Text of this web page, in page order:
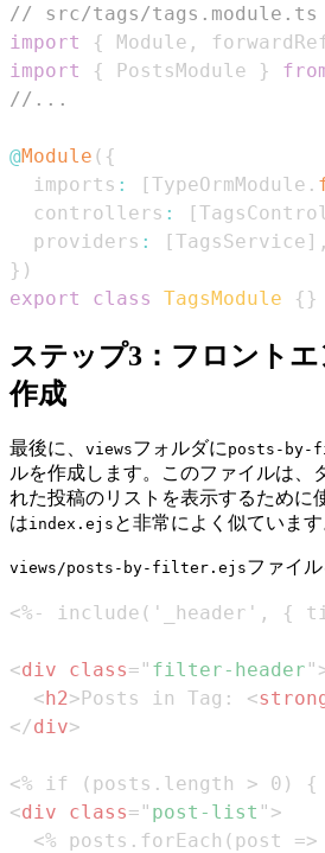
// src/tags/tags.module.ts
import
{ Module ,
import
{ PostsModule }
//...
@Module ( {
  imports
: [TypeOrmModule .
  controllers
: [
  providers
: [TagsService ] ,
} )
export
class TagsModule { }
ステップ3：フロント
作成
最後に、 viewsフォルダに posts-
ルを作成します。このファイルは、
れた投稿のリストを表示するために
はindex.ejs と非常によく似ています
views/posts-by-filter.ejsファイ
<div class= " filter-header "
<h2>Posts in Tag: <
</div>
<div class= " post-list " >